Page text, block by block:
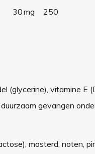
30mg 250
(glycerine), vitamine
gevangen
mosterd, noten,